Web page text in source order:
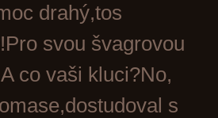
drahý,tos
svou švagrovou
co vaši kluci?No,
s